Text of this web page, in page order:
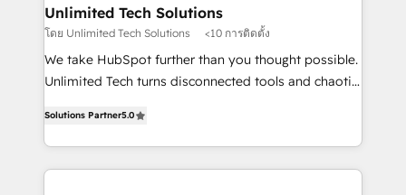
solutions. Instead, we dive in to understand your
needs, goals, and challenges to deliver solutions that
fit like a glove. We’re committed to being both
highly effective and fun to work with. We believe in
relationships. Your success is our success, and we’re
all in this together! From startup to enterprise, we’ll
Unlimited Tech Solutions
โดย Unlimited Tech Solutions <10 การติดตั้ง
We take HubSpot further than you thought possible.
Unlimited Tech turns disconnected tools and chaotic
engine. We combine RevOps strategy with deep
technical execution to help teams scale faster—with
cleaner data, smarter automation, and more
Solutions Partner5.0